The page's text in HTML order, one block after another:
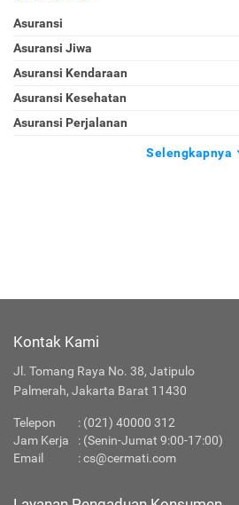
Asuransi
Asuransi Jiwa
Asuransi Kendaraan
Asuransi Kesehatan
Asuransi Perjalanan
Selengkapnya
Kontak Kami
Jl. Tomang Raya No. 38, Jatipulo
Palmerah, Jakarta Barat 11430
Telepon : (021) 40000 312
Jam Kerja
: (Senin-Jumat 9:00-17:00)
Email
:cs@cermati.com